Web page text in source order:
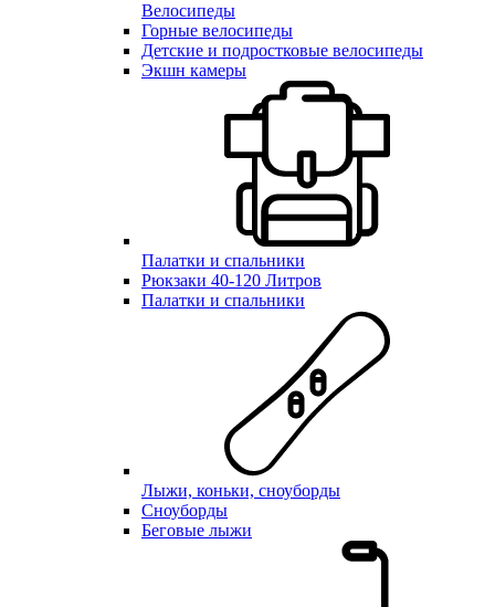
Велосипеды
Горные велосипеды
Детские и подростковые велосипеды
Экшн камеры
Палатки и спальники
Рюкзаки 40-120 Литров
Палатки и спальники
Лыжи, коньки, сноуборды
Сноуборды
Беговые лыжи